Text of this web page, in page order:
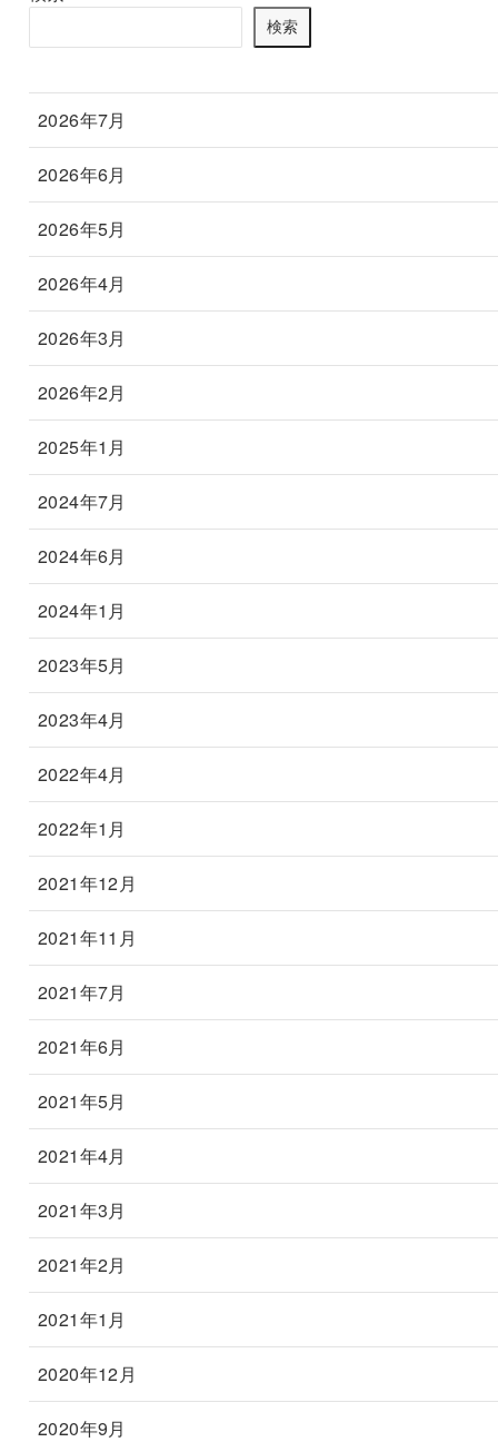
検索
2026年7月
2026年6月
2026年5月
2026年4月
2026年3月
2026年2月
2025年1月
2024年7月
2024年6月
2024年1月
2023年5月
2023年4月
2022年4月
2022年1月
2021年12月
2021年11月
2021年7月
2021年6月
2021年5月
2021年4月
2021年3月
2021年2月
2021年1月
2020年12月
2020年9月